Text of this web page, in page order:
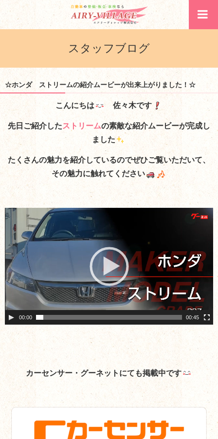
スタッフブログ
☆ホンダ ストリームの紹介ムービーが出来上がりました！☆
こんにちは 佐々木です
先日ご紹介したストリームの素敵な紹介ムービーが完成し
ました
たくさんの魅力を紹介しているのでぜひご覧いただいて、
その魅力に触れてください
動
画
プ
レ
ー
ヤ
ー
00:00 00:45
カーセンサー・グーネットにても掲載中です